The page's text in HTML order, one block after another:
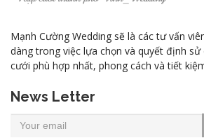
Mạnh Cường Wedding sẽ là các tư vấn
dàng trong việc lựa chọn và quyết định
cưới phù hợp nhất, phong cách và tiết
News Letter